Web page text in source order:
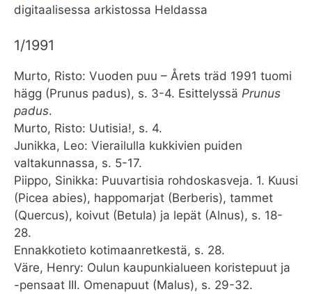
digitaalisessa arkistossa Heldassa
1/1991
Murto, Risto: Vuoden puu – Årets träd 1991 tuomi
hägg (Prunus padus), s. 3-4. Esittelyssä Prunus
padus.
Murto, Risto: Uutisia!, s. 4.
Junikka, Leo: Vierailulla kukkivien puiden
valtakunnassa, s. 5-17.
Piippo, Sinikka: Puuvartisia rohdoskasveja. 1. Kuusi
(Picea abies), happomarjat (Berberis), tammet
(Quercus), koivut (Betula) ja lepät (Alnus), s. 18-
28.
Ennakkotieto kotimaanretkestä, s. 28.
Väre, Henry: Oulun kaupunkialueen koristepuut ja
-pensaat III. Omenapuut (Malus), s. 29-32.